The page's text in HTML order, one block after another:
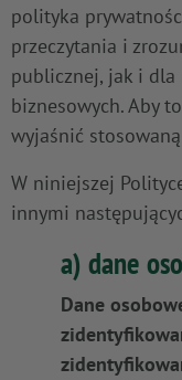
polityka
przeczytania i
publicznej, jak i
biznesowych. Aby
wyjaśnić
W niniejszej
innymi
a) dane
Dane